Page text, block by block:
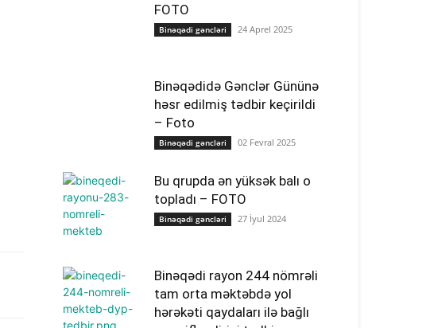
FOTO
Binəqədi gəncləri 24 Aprel 2025
Binəqədidə Gənclər Gününə
həsr edilmiş tədbir keçirildi
– Foto
Binəqədi gəncləri 02 Fevral 2025
Bu qrupda ən yüksək balı o
topladı – FOTO
Binəqədi gəncləri 27 İyul 2024
Binəqədi rayon 244 nömrəli
tam orta məktəbdə yol
hərəkəti qaydaları ilə bağlı